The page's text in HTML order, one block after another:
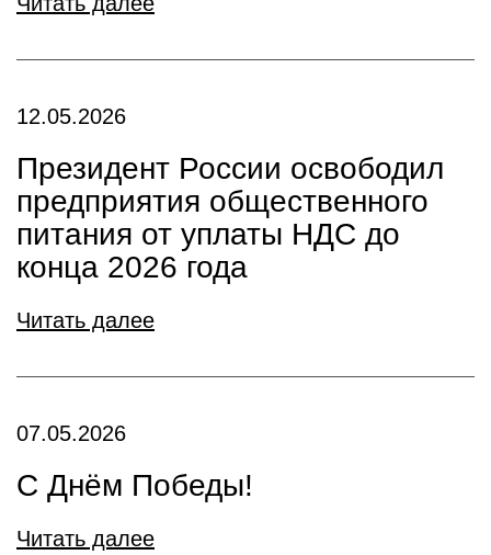
12.05.2026
Президент России освободил
предприятия общественного
питания от уплаты НДС до
конца 2026 года
Читать далее
07.05.2026
С Днём Победы!
Читать далее